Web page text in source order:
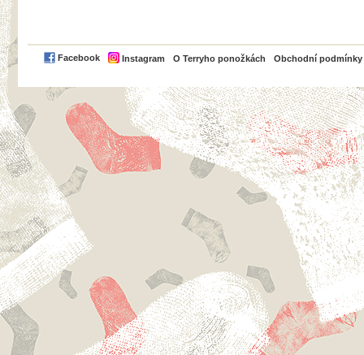
Facebook Instagram O Terryho ponožkách Obchodní podmínky
PayPal